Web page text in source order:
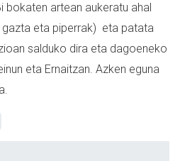
bokaten artean aukeratu ahal
eta piperrak) eta patata
salduko dira eta dagoeneko
eta Ernaitzan. Azken eguna